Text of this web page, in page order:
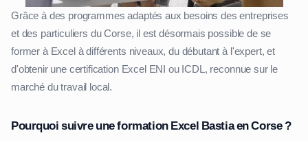
Grâce à des programmes adaptés aux besoins des entreprises
et des particuliers du Corse, il est désormais possible de se
former à Excel à différents niveaux, du débutant à l'expert, et
d'obtenir une certification Excel ENI ou ICDL, reconnue sur le
marché du travail local.
Pourquoi suivre une formation Excel Bastia en Corse ?